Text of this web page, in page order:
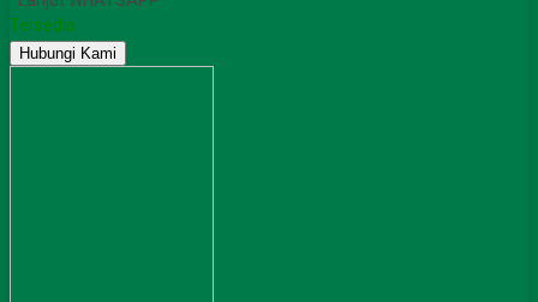
Tersedia
Hubungi Kami